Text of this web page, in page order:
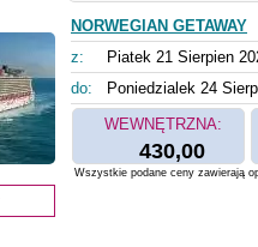
NORWEGIAN GETAWAY
z:
Piatek 21 Sierpien
do:
Poniedzialek 24
WEWNĘTRZNA:
430,00
Wszystkie podane ceny zawierają